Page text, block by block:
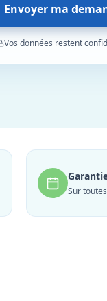
Envoyer ma
Vos données restent
Sur